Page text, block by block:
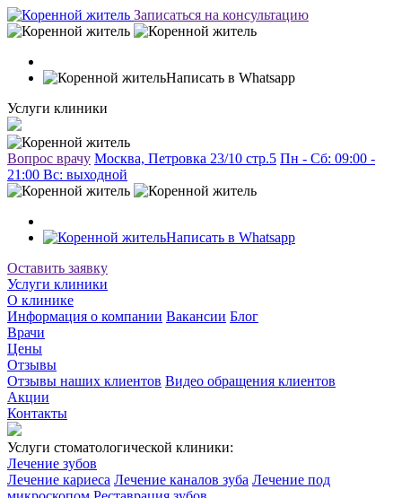
Записаться на консультацию
Написать в Whatsapp
Услуги клиники
Вопрос врачу Москва, Петровка 23/10 стр.5 Пн - Сб: 09:00 -
21:00 Вc: выходной
Написать в Whatsapp
Оставить заявку
Услуги клиники
О клинике
Информация о компании Вакансии Блог
Врачи
Цены
Отзывы
Отзывы наших клиентов Видео обращения клиентов
Акции
Контакты
Услуги стоматологической клиники:
Лечение зубов
Лечение кариеса Лечение каналов зуба Лечение под